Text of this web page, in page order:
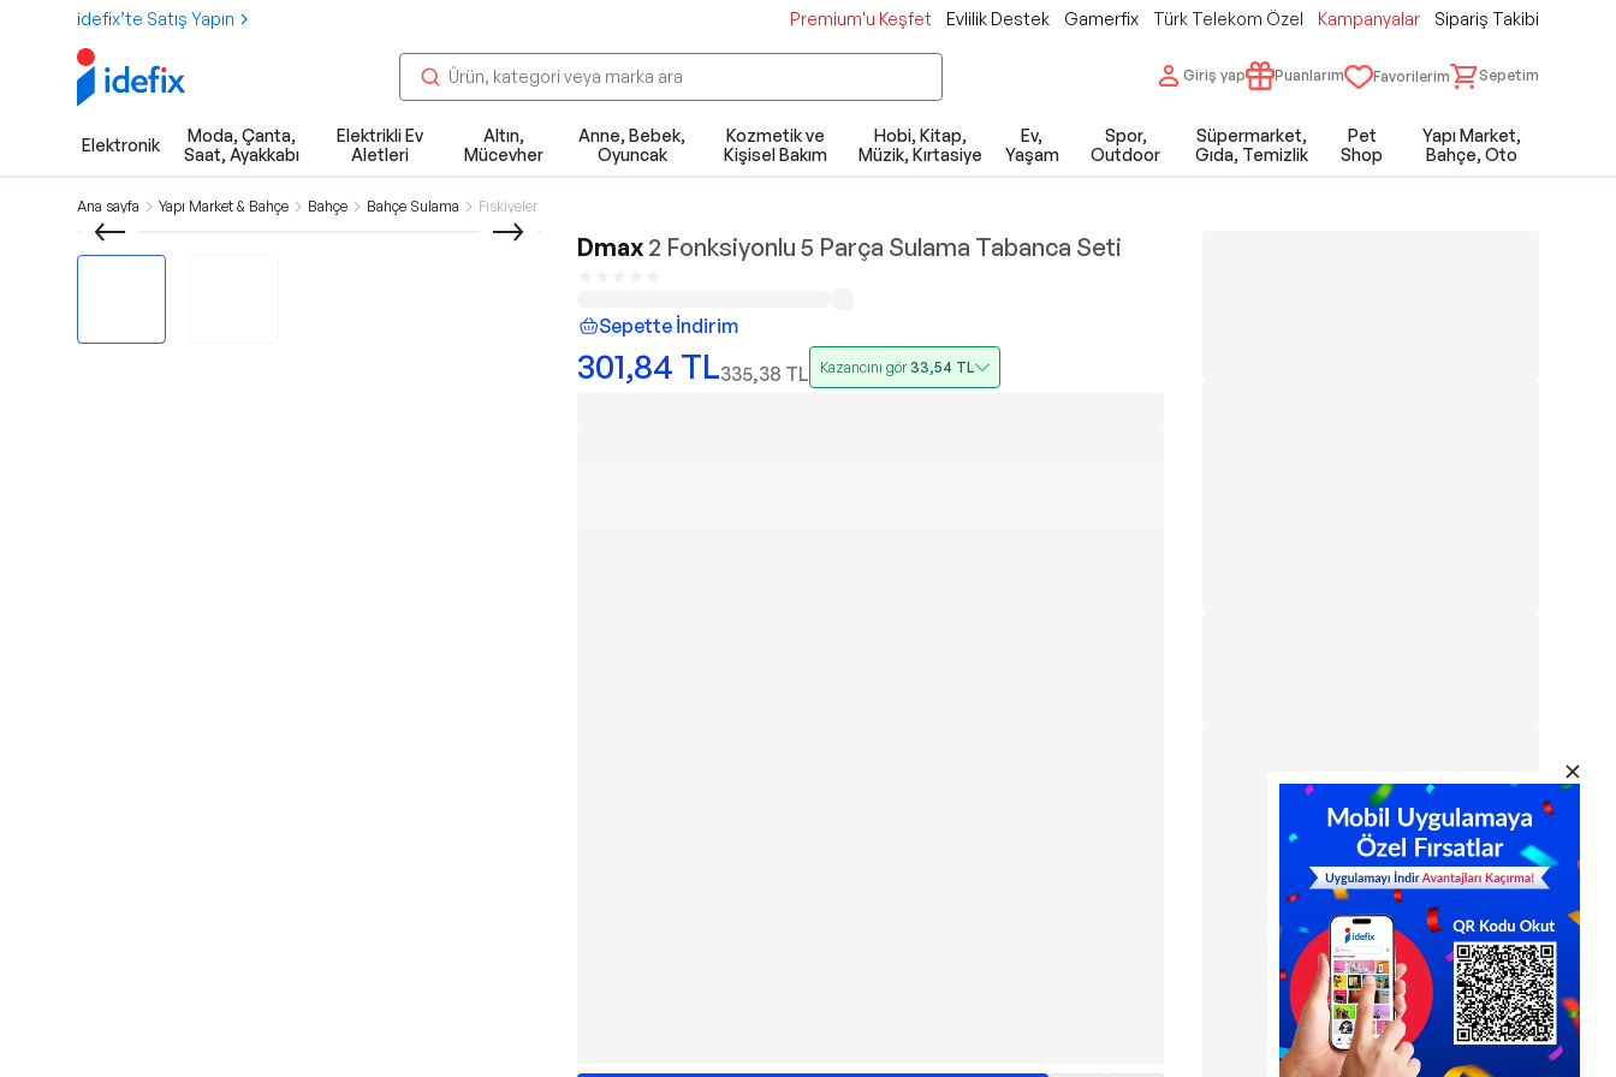
idefix’te Satış Yapın Premium'u Keşfet Evlilik Destek Gamerfix Türk Telekom Özel Kampanyalar Sipariş Takibi
Giriş yap Puanlarım Favorilerim Sepetim
Elektronik
Moda, Çanta,
Saat, Ayakkabı
Elektrikli Ev
Aletleri
Altın,
Mücevher
Anne, Bebek,
Oyuncak
Kozmetik ve
Kişisel Bakım
Hobi, Kitap,
Müzik, Kırtasiye
Ev,
Yaşam
Spor,
Outdoor
Süpermarket,
Gıda, Temizlik
Pet
Shop
Yapı Market,
Bahçe, Oto
Ana sayfa Yapı Market & Bahçe Bahçe Bahçe Sulama Fıskiyeler
Dmax 2 Fonksiyonlu 5 Parça Sulama Tabanca Seti
Sepette İndirim
301,84 TL335,38 TL Kazancını gör33,54 TL